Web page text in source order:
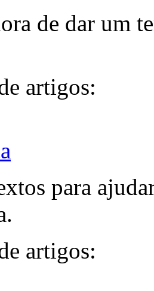
de dar um
artigos:
para
artigos: